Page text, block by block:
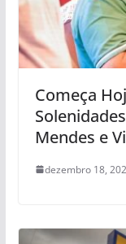
Começa
Mendes e
dezembro 18,